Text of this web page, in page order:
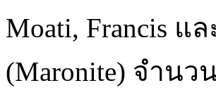
Moati, Francis แ
(Maronite) จำนว